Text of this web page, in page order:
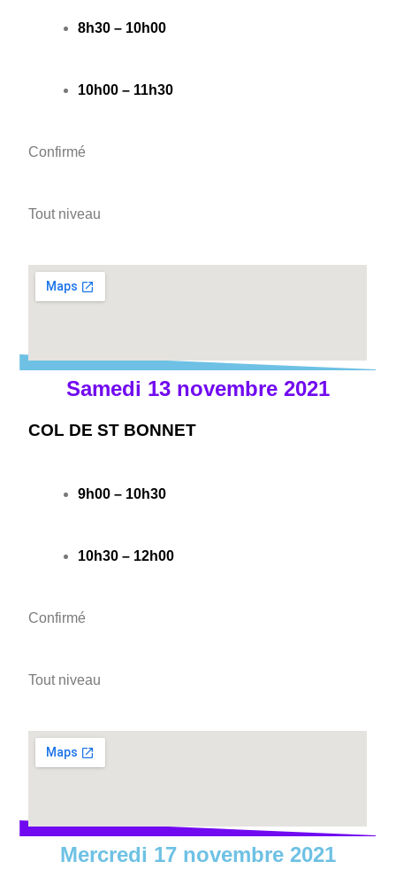
8h30 – 10h00
10h00 – 11h30
Confirmé
Tout niveau
Samedi 13 novembre 2021​
COL DE ST BONNET
9h00 – 10h30
10h30 – 12h00
Confirmé
Tout niveau
Mercredi 17 novembre 2021